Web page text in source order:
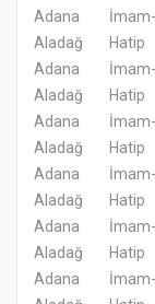
Adana
Aladağ
İmam-
Hatip
Adana
Aladağ
İmam-
Hatip
Adana
Aladağ
İmam-
Hatip
Adana
Aladağ
İmam-
Hatip
Adana
Aladağ
İmam-
Hatip
Adana
İmam-